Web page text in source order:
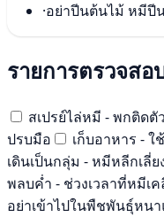
·อย่าปีนต้นไม้ หมีปี
รายการตรวจส
สเปรย์ไล่หมี - พกติดตั
ปรบมือ
เก็บอาหาร -
เดินเป็นกลุ่ม - หมีหลีกเลี่
พลบค่ำ - ช่วงเวลาที่หมีเ
อย่าเข้าไปในพืชพันธุ์หน